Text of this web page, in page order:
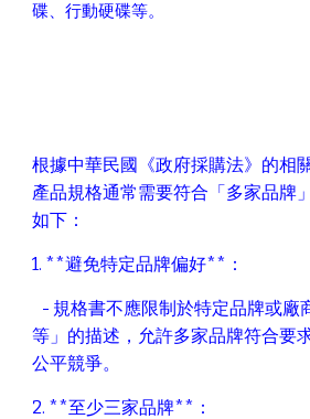
碟、行動硬碟等。
根據中華民國《政府採購法》的相
產品規格通常需要符合「多家品牌
如下：
1. **避免特定品牌偏好**：
- 規格書不應限制於特定品牌或廠
等」的描述，允許多家品牌符合要
公平競爭。
2. **至少三家品牌**：